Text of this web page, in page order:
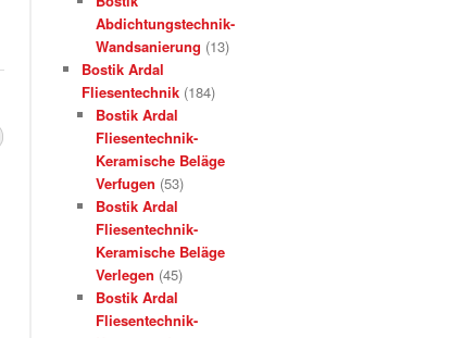
Abdichtungstechnik-
Wandsanierung (13)
Bostik Ardal
Fliesentechnik (184)
Bostik Ardal
Fliesentechnik-
Keramische Beläge
Verfugen (53)
Bostik Ardal
Fliesentechnik-
Keramische Beläge
Verlegen (45)
Bostik Ardal
Fliesentechnik-